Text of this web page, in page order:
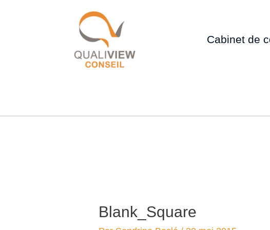
Cabinet de
Blank_Square